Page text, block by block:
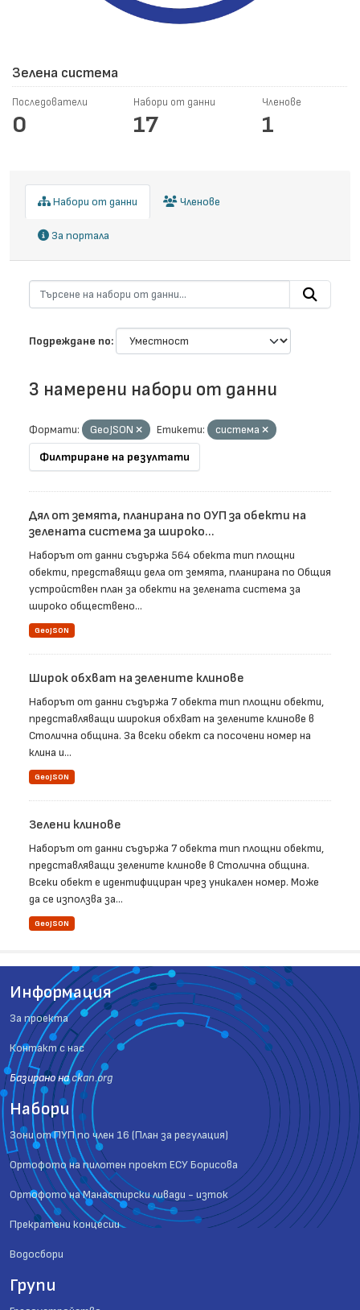
Зелена система
Последователи
0
Набори от данни
17
Членове
1
Набори от данни Членове
За портала
Подреждане по
3 намерени набори от данни
Формати: GeoJSON Етикети:
система
Филтриране на резултати
Дял от земята, планирана по ОУП за обекти на
зелената система за широко...
Наборът от данни съдържа 564 обекта тип площни
обекти, представящи дела от земята, планирана по Общия
устройствен план за обекти на зелената система за
широко обществено...
GeoJSON
Широк обхват на зелените клинове
Наборът от данни съдържа 7 обекта тип площни обекти,
представляващи широкия обхват на зелените клинове в
Столична община. За всеки обект са посочени номер на
клина и...
GeoJSON
Зелени клинове
Наборът от данни съдържа 7 обекта тип площни обекти,
представляващи зелените клинове в Столична община.
Всеки обект е идентифициран чрез уникален номер. Може
да се използва за...
GeoJSON
Информация
За проекта
Контакт с нас
Базиранo наckan.org
Набори
Зони от ПУП по член 16 (План за регулация)
Ортофото на пилотен проект ЕСУ Борисова
Ортофото на Манастирски ливади - изток
Прекратени концесии
Водосбори
Групи